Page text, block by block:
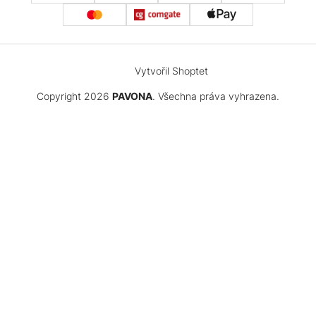
Vytvořil Shoptet
Copyright 2026 PAVONA. Všechna práva vyhrazena.